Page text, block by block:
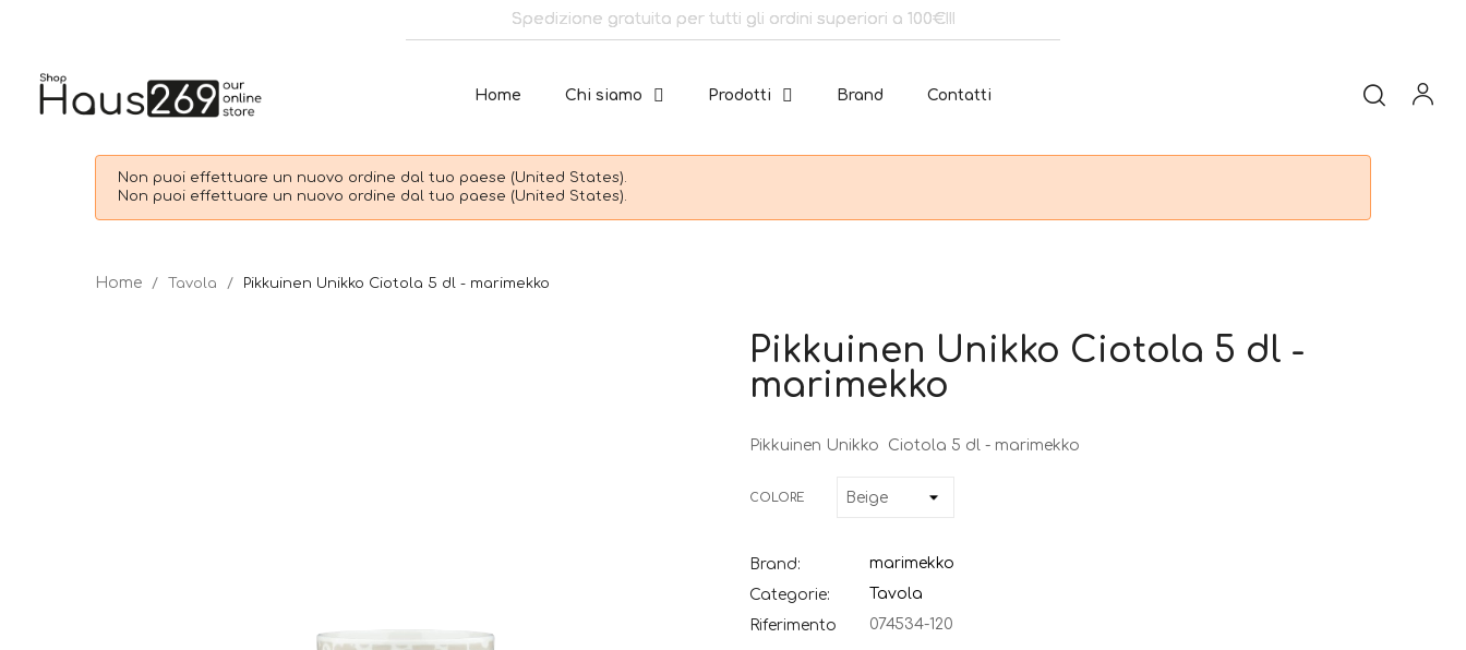
Spedizione gratuita per tutti gli ordini superiori a 100€!!!
Home Chi siamo Prodotti Brand Contatti
Non puoi effettuare un nuovo ordine dal tuo paese (United States).
Non puoi effettuare un nuovo ordine dal tuo paese (United States).
Tavola Pikkuinen Unikko Ciotola 5 dl - marimekko
Pikkuinen Unikko Ciotola 5 dl -
marimekko
Pikkuinen Unikko Ciotola 5 dl - marimekko
COLORE
Brand:
marimekko
Categorie:
Tavola
Riferimento
074534-120